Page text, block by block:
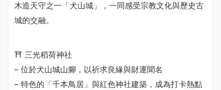
木造天守之一「犬山城」，一同感受宗教文化與歷史古
城的交融。
⛩️ 三光稻荷神社
– 位於犬山城山腳，以祈求良緣與財運聞名
– 特色的「千本鳥居」與紅色神社建築，成為打卡熱點